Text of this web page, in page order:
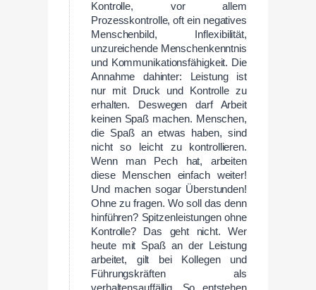
Kontrolle, vor allem
Prozesskontrolle, oft ein negatives
Menschenbild, Inflexibilität,
unzureichende Menschenkenntnis
und Kommunikationsfähigkeit. Die
Annahme dahinter: Leistung ist
nur mit Druck und Kontrolle zu
erhalten. Deswegen darf Arbeit
keinen Spaß machen. Menschen,
die Spaß an etwas haben, sind
nicht so leicht zu kontrollieren.
Wenn man Pech hat, arbeiten
diese Menschen einfach weiter!
Und machen sogar Überstunden!
Ohne zu fragen. Wo soll das denn
hinführen? Spitzenleistungen ohne
Kontrolle? Das geht nicht. Wer
heute mit Spaß an der Leistung
arbeitet, gilt bei Kollegen und
Führungskräften als